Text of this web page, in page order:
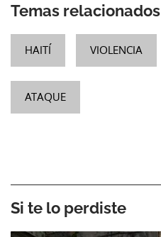
Temas relacionados
HAITÍ VIOLENCIA
ATAQUE
Si te lo perdiste